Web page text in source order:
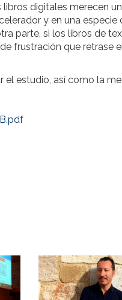
digitales merecen
y en una
parte, si los libros de
frustración que retrase
estudio, así como la